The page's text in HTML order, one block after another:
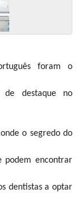
foram o
de destaque no
o segredo do
podem encontrar
dentistas a optar